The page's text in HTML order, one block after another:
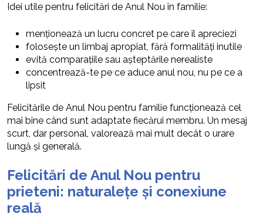
Idei utile pentru felicitări de Anul Nou în familie:
menționează un lucru concret pe care îl apreciezi
folosește un limbaj apropiat, fără formalități inutile
evită comparațiile sau așteptările nerealiste
concentrează-te pe ce aduce anul nou, nu pe ce a
lipsit
Felicitările de Anul Nou pentru familie funcționează cel
mai bine când sunt adaptate fiecărui membru. Un mesaj
scurt, dar personal, valorează mai mult decât o urare
lungă și generală.
Felicitări de Anul Nou pentru
prieteni: naturalețe și conexiune
reală